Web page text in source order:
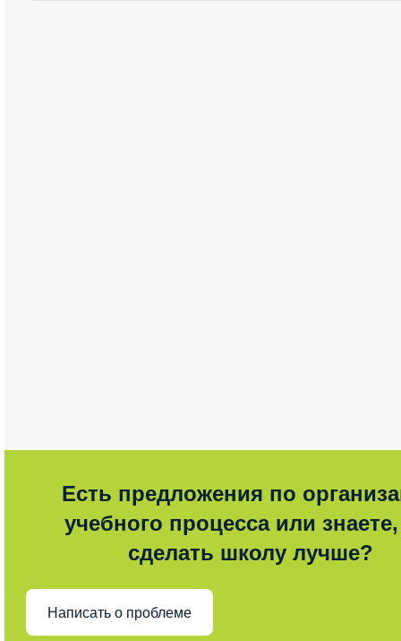
Есть предложения по
учебного процесса или знаете,
сделать школу лучше?
Написать о проблеме